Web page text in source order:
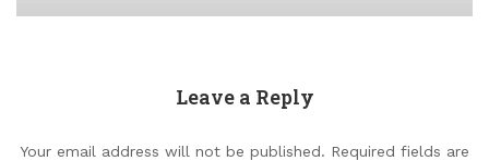
Leave a Reply
Your email address will not be published. Required fields are